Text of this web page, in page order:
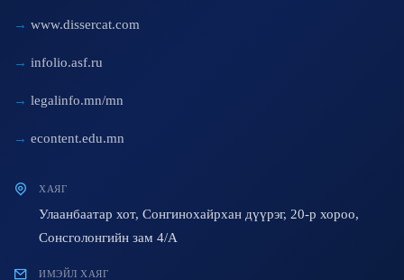
www.dissercat.com
infolio.asf.ru
legalinfo.mn/mn
econtent.edu.mn
ХАЯГ
Улаанбаатар хот, Сонгинохайрхан дүүрэг, 20-р хороо,
Сонсголонгийн зам 4/A
ИМЭЙЛ ХАЯГ